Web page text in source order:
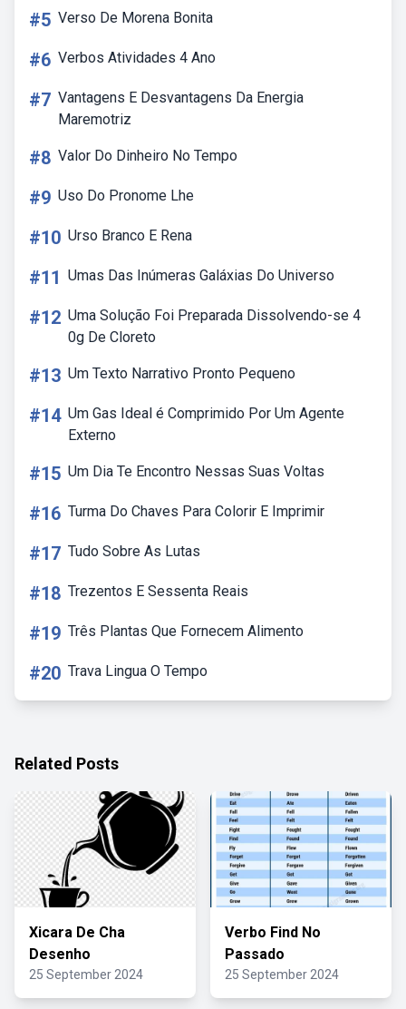
#5 Verso De Morena Bonita
#6 Verbos Atividades 4 Ano
#7 Vantagens E Desvantagens Da Energia
Maremotriz
#8 Valor Do Dinheiro No Tempo
#9 Uso Do Pronome Lhe
#10 Urso Branco E Rena
#11 Umas Das Inúmeras Galáxias Do Universo
#12 Uma Solução Foi Preparada Dissolvendo-se 4
0g De Cloreto
#13 Um Texto Narrativo Pronto Pequeno
#14 Um Gas Ideal é Comprimido Por Um Agente
Externo
#15 Um Dia Te Encontro Nessas Suas Voltas
#16 Turma Do Chaves Para Colorir E Imprimir
#17 Tudo Sobre As Lutas
#18 Trezentos E Sessenta Reais
#19 Três Plantas Que Fornecem Alimento
#20 Trava Lingua O Tempo
Related Posts
Xicara De Cha
Desenho
25 September 2024
Verbo Find No
Passado
25 September 2024